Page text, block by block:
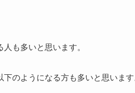
も多いと思います。
のようになる方も多いと思います